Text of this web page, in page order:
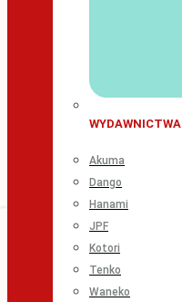
WYDAWNICTWA
Akuma
Dango
Hanami
JPF
Kotori
Tenko
Waneko